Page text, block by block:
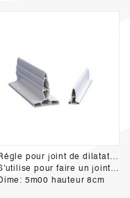
Régle pour joint de dilatation PVC
pour faire un joint de dilatation entre deux dalles béton. Elle sert également de régle de niveau, de coffrage et d'arrête de coffrage et de gaine pour le passage de cables
5m00 hauteur 8cm